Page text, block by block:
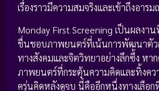
เรื่องราวมีความสมจริงและเข้าถึงอาร
Monday First Screening เป็นผลงา
ชื่นชอบภาพยนตร์ที่เน้นการพัฒนาตัว
ทางสังคมและจิตวิทยาอย่างลึกซึ้ง หา
ภาพยนตร์ที่กระตุ้นความคิดและทิ้งคว
ครุ่นคิดหลังดูจบ นี่คืออีกหนึ่งทางเลือก